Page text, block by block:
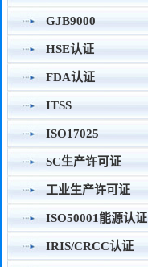
GJB9000
HSE认证
FDA认证
ITSS
ISO17025
SC生产许可证
工业生产许可证
ISO50001能源认证
IRIS/CRCC认证